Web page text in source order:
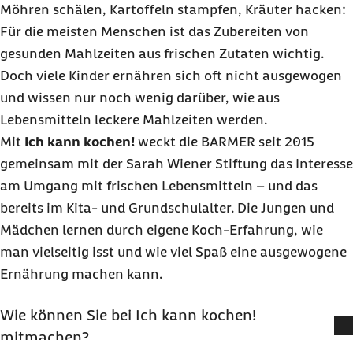
Möhren schälen, Kartoffeln stampfen, Kräuter hacken:
Für die meisten Menschen ist das Zubereiten von
gesunden Mahlzeiten aus frischen Zutaten wichtig.
Doch viele Kinder ernähren sich oft nicht ausgewogen
und wissen nur noch wenig darüber, wie aus
Lebensmitteln leckere Mahlzeiten werden.
Mit Ich kann kochen! weckt die BARMER seit 2015
gemeinsam mit der Sarah Wiener Stiftung das Interesse
am Umgang mit frischen Lebensmitteln – und das
bereits im Kita- und Grundschulalter. Die Jungen und
Mädchen lernen durch eigene Koch-Erfahrung, wie
man vielseitig isst und wie viel Spaß eine ausgewogene
Ernährung machen kann.
Wie können Sie bei Ich kann kochen!